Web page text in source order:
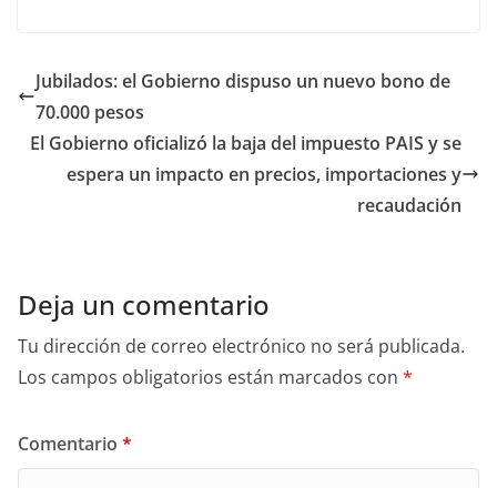
Jubilados: el Gobierno dispuso un nuevo bono de
70.000 pesos
El Gobierno oficializó la baja del impuesto PAIS y se
espera un impacto en precios, importaciones y
recaudación
Deja un comentario
Tu dirección de correo electrónico no será publicada.
Los campos obligatorios están marcados con *
Comentario *